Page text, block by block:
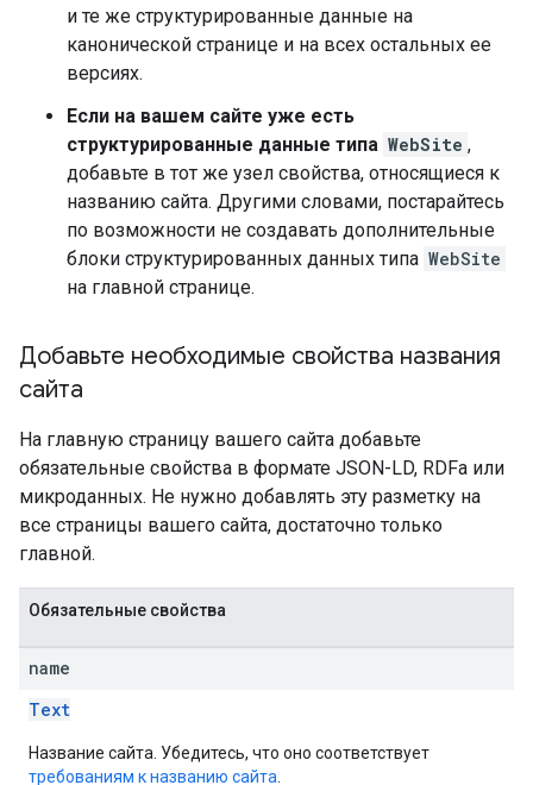
и те же структурированные данные на
канонической странице и на всех остальных ее
версиях.
Если на вашем сайте уже есть
структурированные данные типа WebSite ,
добавьте в тот же узел свойства, относящиеся к
названию сайта. Другими словами, постарайтесь
по возможности не создавать дополнительные
блоки структурированных данных типа WebSite
на главной странице.
Добавьте необходимые свойства названия
сайта
На главную страницу вашего сайта добавьте
обязательные свойства в формате JSON-LD, RDFa или
микроданных. Не нужно добавлять эту разметку на
все страницы вашего сайта, достаточно только
главной.
Обязательные свойства
name
Text
Название сайта. Убедитесь, что оно соответствует
требованиям к названию сайта